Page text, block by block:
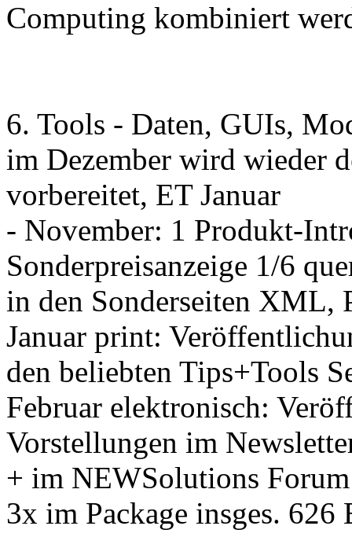
Computing kombiniert
6. Tools - Daten, GUIs,
im Dezember wird wieder
vorbereitet, ET Januar
- November: 1 Produkt-
Sonderpreisanzeige 1/6
in den Sonderseiten XML,
Januar print:
den beliebten Tips+Tools
Februar elektronisch:
Vorstellungen im
+ im NEWSolutions Forum
3x im Package insges. 626